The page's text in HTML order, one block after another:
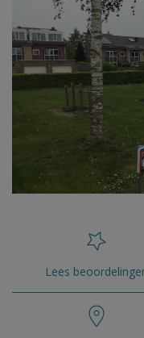
Lees